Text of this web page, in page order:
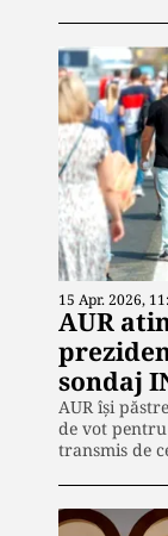
15 Apr. 2026,
AUR
sondaj
AUR își
de vot
transmis de